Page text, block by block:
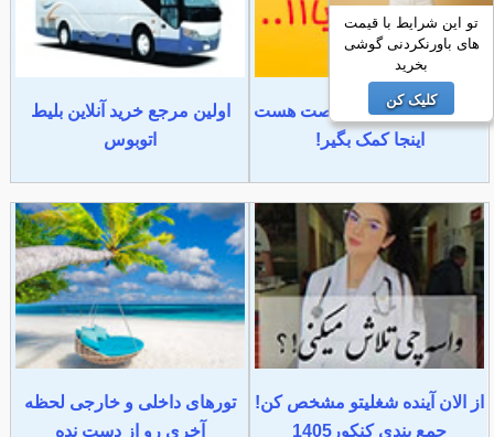
کنکوری هستی؟ تا فرصت هست
اینجا کمک بگیر!
اولین مرجع خرید آنلاین بلیط
اتوبوس
از الان آینده شغلیتو مشخص کن!
جمع بندی کنکور1405
تورهای داخلی و خارجی لحظه
آخری رو از دست نده
تو این شرایط با قیمت
های باورنکردنی گوشی
بخرید
کلیک کن